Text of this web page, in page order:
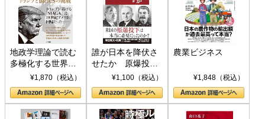
地政学理論で読む
多極化する世界：
トランプとBRICS
の挑戦
¥1,870（税込）
誰が日本を降伏さ
せたか 原爆投
下、ソ連参戦、そ
して聖断 (PHP新
書)
¥1,100（税込）
農業ビジネス
¥1,848（税込）